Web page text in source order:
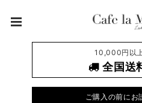
10,000円以
全国送
ご購入の前にお